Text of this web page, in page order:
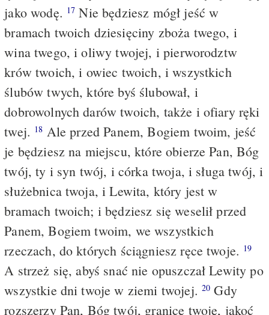
jako wodę. 17 Nie będziesz mógł jeść w
bramach twoich dziesięciny zboża twego, i
wina twego, i oliwy twojej, i pierworodztw
krów twoich, i owiec twoich, i wszystkich
ślubów twych, które byś ślubował, i
dobrowolnych darów twoich, także i ofiary ręki
twej. 18 Ale przed Panem, Bogiem twoim, jeść
je będziesz na miejscu, które obierze Pan, Bóg
twój, ty i syn twój, i córka twoja, i sługa twój, i
służebnica twoja, i Lewita, który jest w
bramach twoich; i będziesz się weselił przed
Panem, Bogiem twoim, we wszystkich
rzeczach, do których ściągniesz ręce twoje. 19
A strzeż się, abyś snać nie opuszczał Lewity po
wszystkie dni twoje w ziemi twojej. 20 Gdy
rozszerzy Pan, Bóg twój, granicę twoję, jakoć